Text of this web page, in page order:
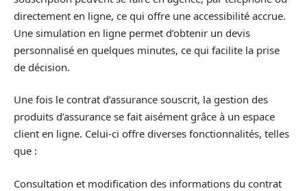
directement en ligne, ce qui offre une accessibilité accrue.
Une simulation en ligne permet d’obtenir un devis
personnalisé en quelques minutes, ce qui facilite la prise
de décision.
Une fois le contrat d’assurance souscrit, la gestion des
produits d’assurance se fait aisément grâce à un espace
client en ligne. Celui-ci offre diverses fonctionnalités, telles
que :
Consultation et modification des informations du contrat